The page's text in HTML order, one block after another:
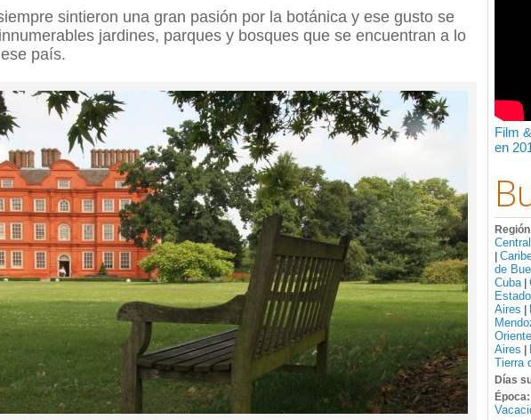
Film
en
Central
de
Cuba|
Aires
Aires
Tierra
Días
Época:
sintieron una gran pasión por la botánica y ese gusto se
jardines, parques y bosques que se encuentran a lo
país.